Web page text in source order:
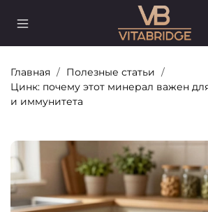
Главная
Полезные статьи
Цинк: почему этот минерал важен
и иммунитета